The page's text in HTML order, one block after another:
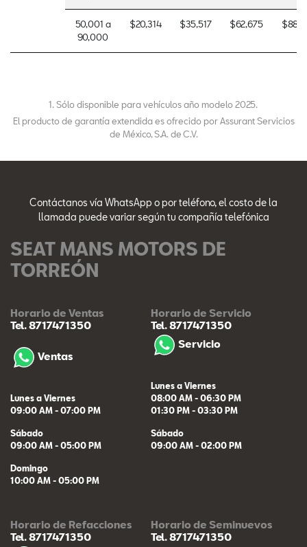
50,001 a
90,000
$20,314 $35,517 $62,675
1. Sólo disponible para vehículos año modelo 2025.
El producto de garantía extendida es ofrecido por Assurant Servicios
de México, S.A. de C.V.
Contáctanos vía WhatsApp o por teléfono, el costo de la
llamada puede variar según tu compañía telefónica
SEAT MANS MOTORS DE
TORREÓN
Horario de Ventas
Tel. 8717471350
Ventas
Lunes a Viernes
09:00 AM - 07:00 PM
Sábado
09:00 AM - 05:00 PM
Domingo
10:00 AM - 05:00 PM
Horario de Servicio
Tel. 8717471350
Servicio
Lunes a Viernes
08:00 AM - 06:30 PM
01:30 PM - 03:30 PM
Sábado
09:00 AM - 02:00 PM
Horario de Refacciones
Tel. 8717471350
Horario de Seminuevos
Tel. 8717471350